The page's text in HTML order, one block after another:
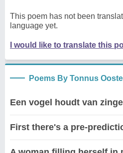
This poem has not been
language yet.
I would like to translate this
Poems By Tonnus
Een vogel houdt van
First there's a pre-